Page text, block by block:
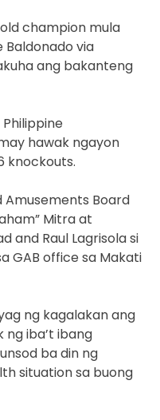
champion mula
Baldonado via
ang bakanteng
hawak ngayon
knockouts.
Amusements Board
Mitra at
and Raul Lagrisola si
GAB office sa Makati
ng kagalakan ang
ng iba’t ibang
ba din ng
situation sa buong